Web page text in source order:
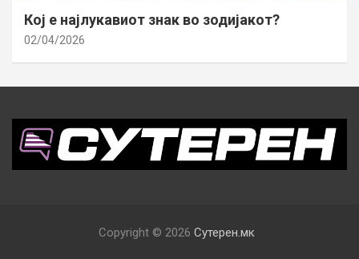
Кој е најлукавиот знак во зодијакот?
02/04/2026
Copyright © 2026 Сутерен.мк